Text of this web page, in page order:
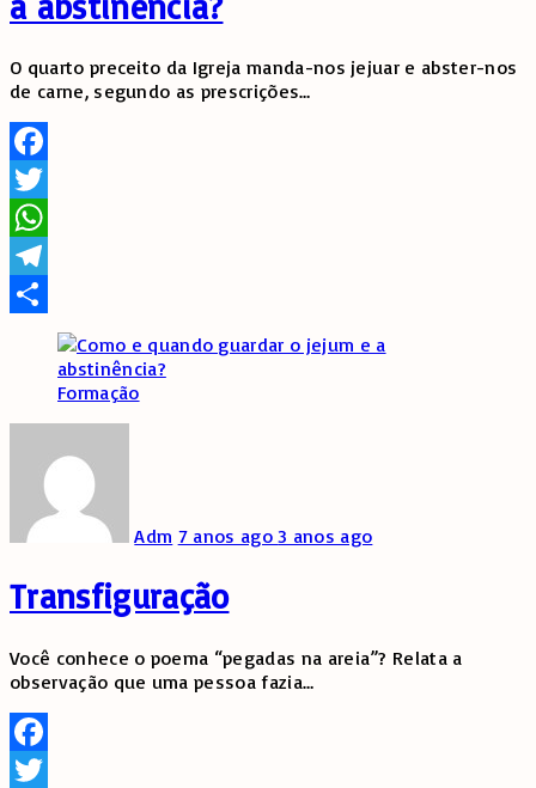
O quarto preceito da Igreja manda-nos jejuar e abster-nos
de carne, segundo as prescrições…
Facebook
Twitter
WhatsApp
Telegram
Share
Formação
Adm 7 anos ago3 anos ago
Transfiguração
Você conhece o poema “pegadas na areia”? Relata a
observação que uma pessoa fazia…
Facebook